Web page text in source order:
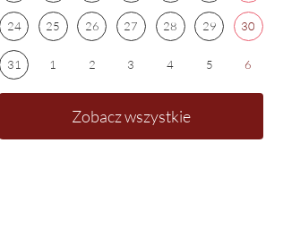
24 25 26 27 28 29 30
31 1 2 3 4 5 6
Zobacz wszystkie